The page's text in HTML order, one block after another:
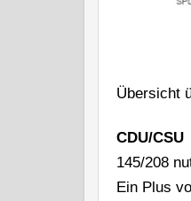
Übersicht
CDU/CSU
145/208
Ein Plus